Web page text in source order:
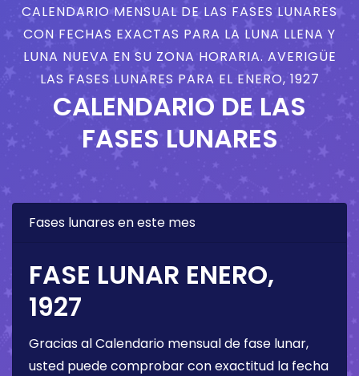
CALENDARIO MENSUAL DE LAS FASES LUNARES
CON FECHAS EXACTAS PARA LA LUNA LLENA Y
LUNA NUEVA EN SU ZONA HORARIA. AVERIGÜE
LAS FASES LUNARES PARA EL ENERO, 1927
CALENDARIO DE LAS
FASES LUNARES
Fases lunares en este mes
FASE LUNAR ENERO,
1927
Gracias al Calendario mensual de fase lunar,
usted puede comprobar con exactitud la fecha